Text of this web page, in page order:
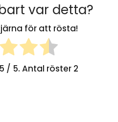
var detta?
för att rösta!
/ 5. Antal röster 2